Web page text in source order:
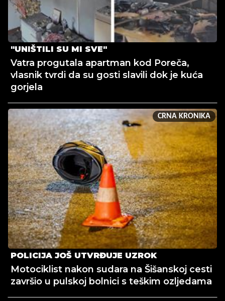
"UNIŠTILI SU MI SVE"
Vatra progutala apartman kod Poreča,
vlasnik tvrdi da su gosti slavili dok je kuća
gorjela
CRNA KRONIKA
POLICIJA JOŠ UTVRĐUJE UZROK
Motociklist nakon sudara na Šišanskoj cesti
završio u pulskoj bolnici s teškim ozljedama